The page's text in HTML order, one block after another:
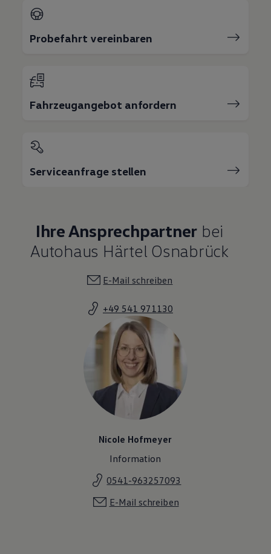
Probefahrt vereinbaren
Fahrzeugangebot anfordern
Serviceanfrage stellen
Ihre Ansprechpartner bei
Autohaus Härtel Osnabrück
E-Mail schreiben
+49 541 971130
Nicole Hofmeyer
Information
0541-963257093
E-Mail schreiben